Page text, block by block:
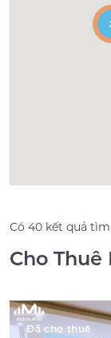
Có 40 kết quả
Cho Thuê
Đã cho thuê